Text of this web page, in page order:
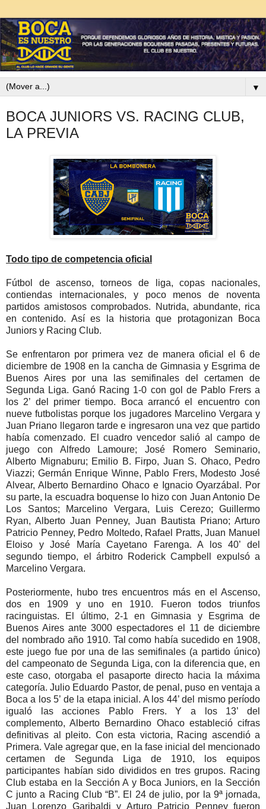
▼
BOCA JUNIORS VS. RACING CLUB,
LA PREVIA
Todo tipo de competencia oficial
Fútbol de ascenso, torneos de liga, copas nacionales,
contiendas internacionales, y poco menos de noventa
partidos amistosos comprobados. Nutrida, abundante, rica
en contenido. Así es la historia que protagonizan Boca
Juniors y Racing Club.
Se enfrentaron por primera vez de manera oficial el 6 de
diciembre de 1908 en la cancha de Gimnasia y Esgrima de
Buenos Aires por una las semifinales del certamen de
Segunda Liga. Ganó Racing 1-0 con gol de Pablo Frers a
los 2’ del primer tiempo. Boca arrancó el encuentro con
nueve futbolistas porque los jugadores Marcelino Vergara y
Juan Priano llegaron tarde e ingresaron una vez que partido
había comenzado. El cuadro vencedor salió al campo de
juego con Alfredo Lamoure; José Romero Seminario,
Alberto Mignaburu; Emilio B. Firpo, Juan S. Ohaco, Pedro
Viazzi; Germán Enrique Winne, Pablo Frers, Modesto José
Alvear, Alberto Bernardino Ohaco e Ignacio Oyarzábal. Por
su parte, la escuadra boquense lo hizo con Juan Antonio De
Los Santos; Marcelino Vergara, Luis Cerezo; Guillermo
Ryan, Alberto Juan Penney, Juan Bautista Priano; Arturo
Patricio Penney, Pedro Moltedo, Rafael Pratts, Juan Manuel
Eloiso y José María Cayetano Farenga. A los 40’ del
segundo tiempo, el árbitro Roderick Campbell expulsó a
Marcelino Vergara.
Posteriormente, hubo tres encuentros más en el Ascenso,
dos en 1909 y uno en 1910. Fueron todos triunfos
racinguistas. El último, 2-1 en Gimnasia y Esgrima de
Buenos Aires ante 3000 espectadores el 11 de diciembre
del nombrado año 1910. Tal como había sucedido en 1908,
este juego fue por una de las semifinales (a partido único)
del campeonato de Segunda Liga, con la diferencia que, en
este caso, otorgaba el pasaporte directo hacia la máxima
categoría. Julio Eduardo Pastor, de penal, puso en ventaja a
Boca a los 5’ de la etapa inicial. A los 44’ del mismo período
igualó las acciones Pablo Frers. Y a los 13’ del
complemento, Alberto Bernardino Ohaco estableció cifras
definitivas al pleito. Con esta victoria, Racing ascendió a
Primera. Vale agregar que, en la fase inicial del mencionado
certamen de Segunda Liga de 1910, los equipos
participantes habían sido divididos en tres grupos. Racing
Club estaba en la Sección A y Boca Juniors, en la Sección
C junto a Racing Club “B”. El 24 de julio, por la 9ª jornada,
Juan Lorenzo Garibaldi y Arturo Patricio Penney fueron